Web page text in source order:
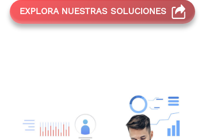
EXPLORA NUESTRAS SOLUCIONES